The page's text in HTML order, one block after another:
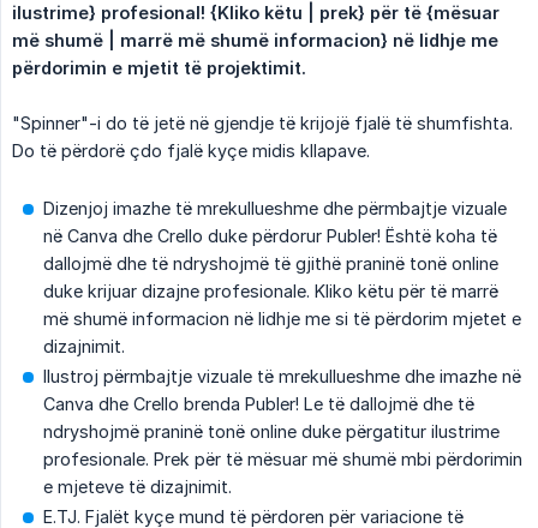
ilustrime} profesional! {Kliko këtu | prek} për të {mësuar
më shumë | marrë më shumë informacion} në lidhje me
përdorimin e mjetit të projektimit.
"Spinner"-i do të jetë në gjendje të krijojë fjalë të shumfishta.
Do të përdorë çdo fjalë kyçe midis kllapave.
Dizenjoj imazhe të mrekullueshme dhe përmbajtje vizuale
në Canva dhe Crello duke përdorur Publer! Është koha të
dallojmë dhe të ndryshojmë të gjithë praninë tonë online
duke krijuar dizajne profesionale. Kliko këtu për të marrë
më shumë informacion në lidhje me si të përdorim mjetet e
dizajnimit.
Ilustroj përmbajtje vizuale të mrekullueshme dhe imazhe në
Canva dhe Crello brenda Publer! Le të dallojmë dhe të
ndryshojmë praninë tonë online duke përgatitur ilustrime
profesionale. Prek për të mësuar më shumë mbi përdorimin
e mjeteve të dizajnimit.
E.TJ. Fjalët kyçe mund të përdoren për variacione të